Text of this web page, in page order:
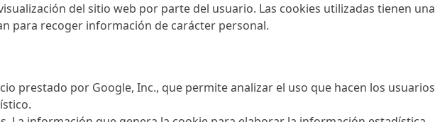
del sitio web por parte del usuario. Las cookies utilizadas tienen una
para recoger información de carácter personal.
prestado por Google, Inc., que permite analizar el uso que hacen los usuarios